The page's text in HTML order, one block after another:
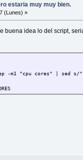
estaria muy muy bien.
(Lunes) »
buena idea lo del script,
-m1 "cpu cores" | sed